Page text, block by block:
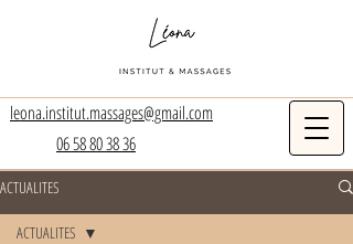
leona.institut.massages@gmail.com
06 58 80 38 36
ACTUALITES
ACTUALITES